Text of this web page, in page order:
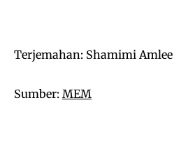
Terjemahan: Shamimi Amlee
Sumber: MEM